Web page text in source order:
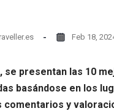
Feb 18,
se presentan las 10
basándose en los
y